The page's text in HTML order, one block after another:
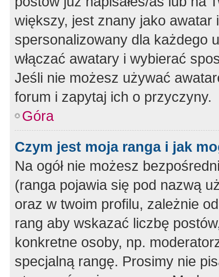
większy, jest znany jako
spersonalizowany dla każdego
włączać awatary i wybierać
Jeśli nie możesz używać
forum i zapytaj ich o przyczyny.
Góra
Czym jest moja ranga i jak
Na ogół nie możesz
(ranga pojawia się pod nazwą
oraz w twoim profilu, zależnie
rang aby wskazać liczbę
konkretne osoby, np.
specjalną rangę. Prosimy nie